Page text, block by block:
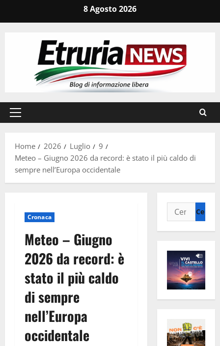
8 Agosto 2026
Menu
Home
2026 Luglio
9
Meteo – Giugno 2026 da record: è stato il più caldo di
sempre nell’Europa occidentale
Cronaca
Meteo – Giugno
2026 da record: è
stato il più caldo
di sempre
nell’Europa
occidentale
Ricerca
per: